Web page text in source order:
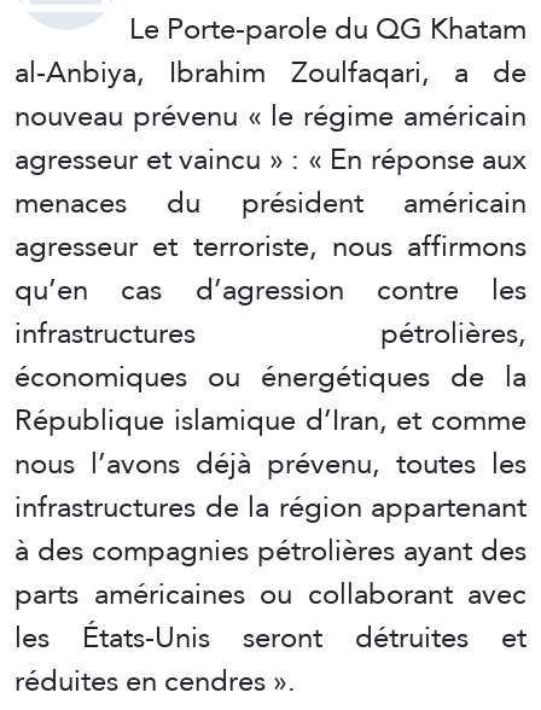
Le Porte-parole du QG Khatam
al-Anbiya, Ibrahim Zoulfaqari, a de
nouveau prévenu « le régime américain
agresseur et vaincu » : « En réponse aux
menaces du président américain
agresseur et terroriste, nous affirmons
qu’en cas d’agression contre les
infrastructures pétrolières,
économiques ou énergétiques de la
République islamique d’Iran, et comme
nous l’avons déjà prévenu, toutes les
infrastructures de la région appartenant
à des compagnies pétrolières ayant des
parts américaines ou collaborant avec
les États-Unis seront détruites et
réduites en cendres ».